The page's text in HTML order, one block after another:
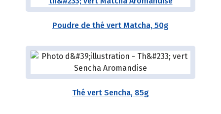
Poudre de thé vert Matcha, 50g
Thé vert Sencha, 85g